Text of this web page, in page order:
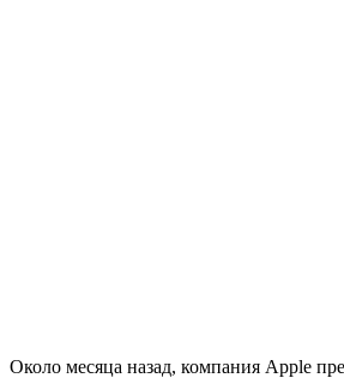
Около месяца назад, компания Apple